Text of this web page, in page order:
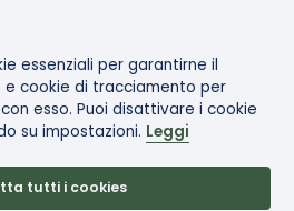
essenziali per garantirne il
cookie di tracciamento per
esso. Puoi disattivare i cookie
su impostazioni. Leggi
tutti i cookies